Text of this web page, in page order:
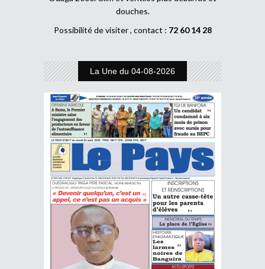
douches.
Possibilité de visiter , contact : 72 60 14 28
La Une du 04-08-2026